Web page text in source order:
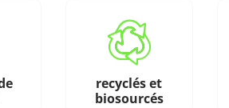
recyclés et
biosourcés